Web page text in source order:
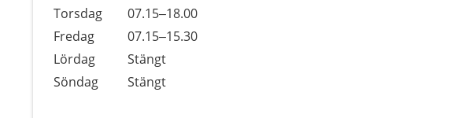
Torsdag
07.15–18.00
Fredag
07.15–15.30
Lördag
Stängt
Söndag
Stängt